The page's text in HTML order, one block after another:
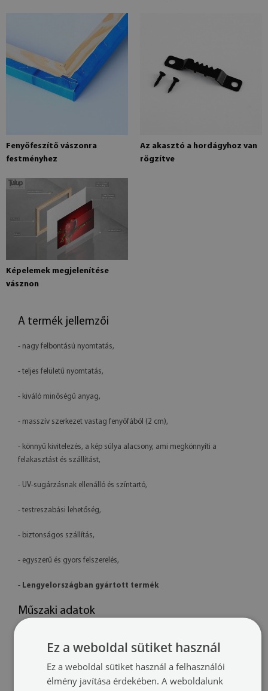
Fenyőfeszítő vászonra
festményhez
Az akasztó a hordágyhoz van
rögzítve
Képelemek megjelenítése
vásznon
A termék jellemzői
- nagy felbontású nyomtatás,
- teljes felületű nyomtatás,
- kiváló minőségű anyag,
- masszív szerkezet vastag fenyőfából (2 cm),
- könnyű kivitelezés, a kép súlya alacsony, ami megkönnyíti a
felakasztást és szállítást,
- UV-sugárzásnak ellenálló és színtartó,
- testreszabási lehetőség,
- biztonságos szállítás,
- egyszerű és gyors felszerelés,
- Lengyelországban gyártott termék
Műszaki adatok
Nyomtatás:latex – környezetbarát
Ez a weboldal sütiket használ
Ez a weboldal sütiket használ a felhasználói
élmény javítása érdekében. A weboldalunk